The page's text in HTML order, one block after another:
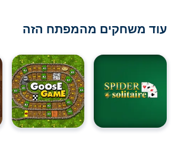
עוד משחקים מהמפתח הזה